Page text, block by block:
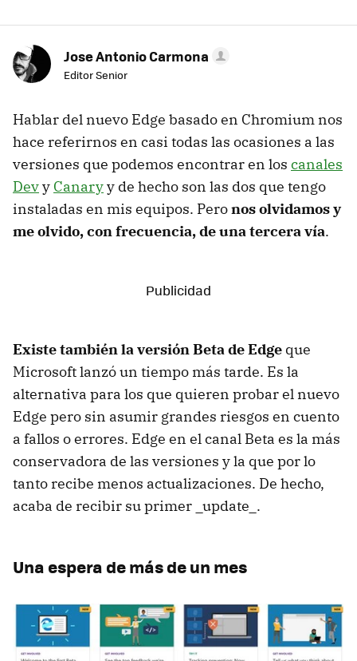
Jose Antonio Carmona
Editor Senior
Hablar del nuevo Edge basado en Chromium nos
hace referirnos en casi todas las ocasiones a las
versiones que podemos encontrar en los canales
Devy Canaryy de hecho son las dos que tengo
instaladas en mis equipos. Peronos olvidamos y
me olvido, con frecuencia, de una tercera vía.
Existe también la versión Beta de Edge que
Microsoft lanzó un tiempo más tarde. Es la
alternativa para los que quieren probar el nuevo
Edge pero sin asumir grandes riesgos en cuento
a fallos o errores. Edge en el canal Beta es la más
conservadora de las versiones y la que por lo
tanto recibe menos actualizaciones. De hecho,
acaba de recibir su primer _update_.
Una espera de más de un mes